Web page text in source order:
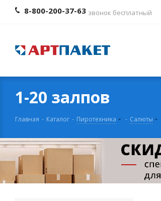
8-800-200-37-63 звонок бесплатный
1-20 залпов
Главная - Каталог - Пиротехника - Салюты